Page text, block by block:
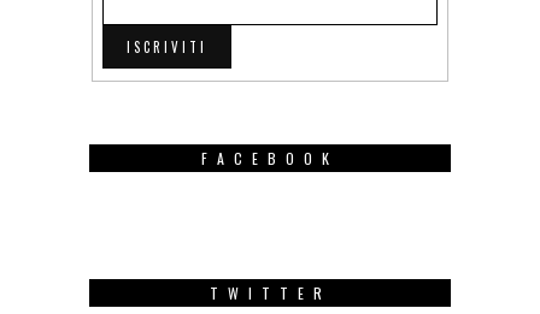
FACEBOOK
TWITTER